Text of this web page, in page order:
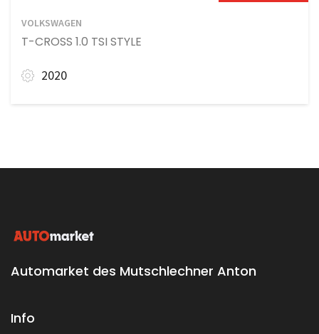
VOLKSWAGEN
T-CROSS 1.0 TSI STYLE
2020
Automarket des Mutschlechner Anton
Info